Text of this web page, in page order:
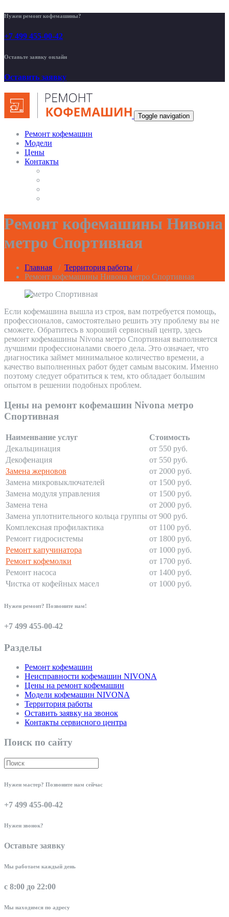
Нужен ремонт кофемашины?
+7 499 455-00-42
Оставьте заявку онлайн
Оставить заявку
Toggle navigation
Ремонт кофемашин
Модели
Цены
Контакты
Ремонт кофемашины Нивона
метро Спортивная
Главная / Территория работы /
Ремонт кофемашины Нивона метро Спортивная
Если кофемашина вышла из строя, вам потребуется помощь,
профессионалов, самостоятельно решить эту проблему вы не
сможете. Обратитесь в хороший сервисный центр, здесь
ремонт кофемашины Nivona метро Спортивная выполняется
лучшими профессионалами своего дела. Это означает, что
диагностика займет минимальное количество времени, а
качество выполненных работ будет самым высоким. Именно
поэтому следует обратиться к тем, кто обладает большим
опытом в решении подобных проблем.
Цены на ремонт кофемашин Nivona метро
Спортивная
Наименвание услуг
Стоимость
Декальцинация
от 550 руб.
Декофенация
от 550 руб.
Замена жерновов
от 2000 руб.
Замена микровыключателей
от 1500 руб.
Замена модуля управления
от 1500 руб.
Замена тена
от 2000 руб.
Замена уплотнительного кольца группы от 900 руб.
Комплексная профилактика
от 1100 руб.
Ремонт гидросистемы
от 1800 руб.
Ремонт капучинатора
от 1000 руб.
Ремонт кофемолки
от 1700 руб.
Ремонт насоса
от 1400 руб.
Чистка от кофейных масел
от 1000 руб.
Нужен ремонт? Позвоните нам!
+7 499 455-00-42
Разделы
Ремонт кофемашин
Неисправности кофемашин NIVONA
Цены на ремонт кофемашин
Модели кофемашин NIVONA
Территория работы
Оставить заявку на звонок
Контакты сервисного центра
Поиск по сайту
Нужен мастер? Позвоните нам сейчас
+7 499 455-00-42
Нужен звонок?
Оставьте заявку
Мы работаем каждый день
с 8:00 до 22:00
Мы находимся по адресу